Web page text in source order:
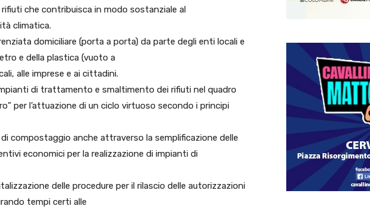
che contribuisca in modo sostanziale al
climatica.
domiciliare (porta a porta) da parte degli enti locali e
e della plastica (vuoto a
alle imprese e ai cittadini.
di trattamento e smaltimento dei rifiuti nel quadro
per l’attuazione di un ciclo virtuoso secondo i principi
compostaggio anche attraverso la semplificazione delle
economici per la realizzazione di impianti di
delle procedure per il rilascio delle autorizzazioni
tempi certi alle